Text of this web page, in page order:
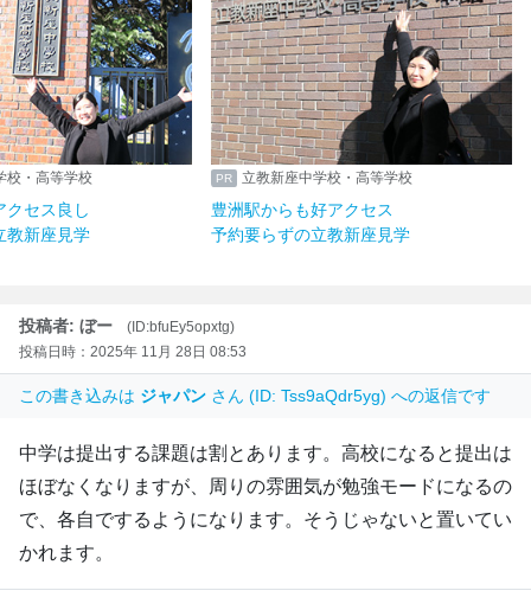
校・高等学校
クセス良し
教新座見学
立教新座中学校・高等学校
豊洲駅からも好アクセス
予約要らずの立教新座見学
投稿者: ぼー
(ID:bfuEy5opxtg)
投稿日時：2025年 11月 28日 08:53
この書き込みは ジャパン さん (ID: Tss9aQdr5yg) への返信です
中学は提出する課題は割とあります。高校になると提出は
ほぼなくなりますが、周りの雰囲気が勉強モードになるの
で、各自でするようになります。そうじゃないと置いてい
かれます。